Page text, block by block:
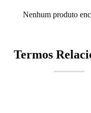
Nenhum produto
Termos